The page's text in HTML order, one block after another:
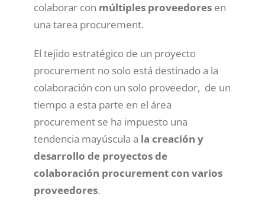
colaborar con múltiples proveedoresen
una tarea procurement.
El tejido estratégico de un proyecto
procurement no solo está destinado a la
colaboración con un solo proveedor, de un
tiempo a esta parte en el área
procurement se ha impuesto una
tendencia mayúscula a la creación y
desarrollo de proyectos de
colaboración procurement con varios
proveedores.